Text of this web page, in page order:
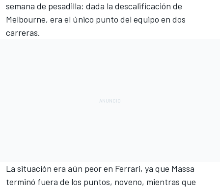
semana de pesadilla: dada la descalificación de
Melbourne, era el único punto del equipo en dos
carreras.
La situación era aún peor en Ferrari, ya que Massa
terminó fuera de los puntos, noveno, mientras que